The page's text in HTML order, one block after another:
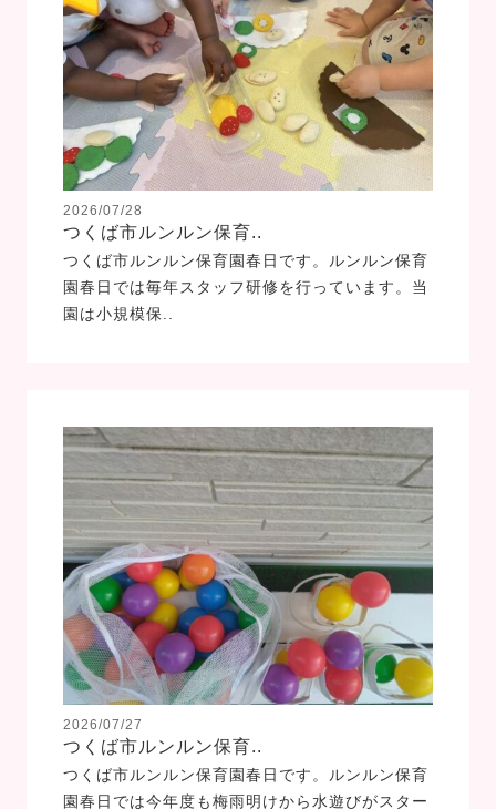
2026/07/28
つくば市ルンルン保育..
つくば市ルンルン保育園春日です。ルンルン保育
園春日では毎年スタッフ研修を行っています。当
園は小規模保..
2026/07/27
つくば市ルンルン保育..
つくば市ルンルン保育園春日です。ルンルン保育
園春日では今年度も梅雨明けから水遊びがスター